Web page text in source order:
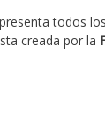
todos
creada por la